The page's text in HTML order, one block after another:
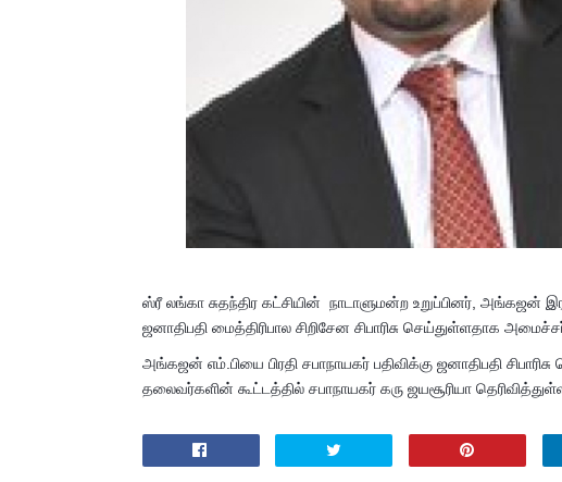
ஸ்ரீ லங்கா சுதந்திர கட்சியின் நாடாளுமன்ற உறுப்பினர், அங்கஜன்
ஜனாதிபதி மைத்திரிபால சிறி​சேன சிபாரிசு செய்துள்ளதாக
அங்கஜன் எம்.பியை பிரதி சபாநாயகர் பதிவிக்கு ஜனாதிபதி
தலைவர்களின் கூட்டத்தில் சபாநாயகர் கரு ஜயசூரியா